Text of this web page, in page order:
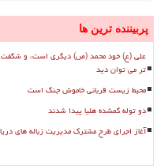
پربیننده ترین ها
علی (ع) خود محمد (ص) دیگری است، و شگفت
تر می توان دید
محیط زیست قربانی خاموش جنگ است
دو توله گمشده هلیا پیدا شدند
آغاز اجرای طرح مشترک مدیریت زباله های